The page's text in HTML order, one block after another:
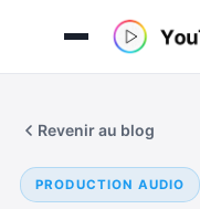
Revenir au blog
PRODUCTION AUDIO